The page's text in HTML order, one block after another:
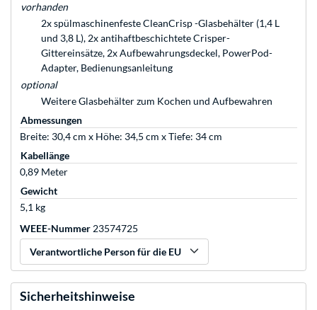
vorhanden
2x spülmaschinenfeste CleanCrisp -Glasbehälter (1,4 L
und 3,8 L), 2x antihaftbeschichtete Crisper-
Gittereinsätze, 2x Aufbewahrungsdeckel, PowerPod-
Adapter, Bedienungsanleitung
optional
Weitere Glasbehälter zum Kochen und Aufbewahren
Abmessungen
Breite: 30,4 cm x Höhe: 34,5 cm x Tiefe: 34 cm
Kabellänge
0,89 Meter
Gewicht
5,1 kg
WEEE-Nummer 23574725
Verantwortliche Person für die EU
Sicherheitshinweise